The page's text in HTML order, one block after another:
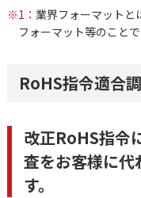
※1： 業界フォーマットと
フォーマット等のことで
RoHS指令適合
改正RoHS指令
査をお客様に代
す。